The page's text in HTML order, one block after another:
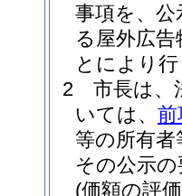
事項を、
る屋外広
とにより
2
市長は、
いては、 前
等の所有
その公示
(価額の評